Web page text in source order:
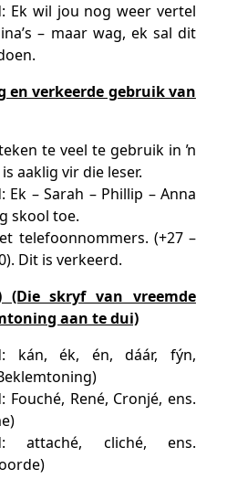
Ek wil jou nog weer vertel
– maar wag, ek sal dit
en verkeerde gebruik van
te veel te gebruik in ŉ
aaklig vir die leser.
Ek – Sarah – Phillip – Anna
skool toe.
telefoonnommers. (+27 –
Dit is verkeerd.
(Die skryf van vreemde
aan te dui)
kán, ék, én, dáár, fýn,
Fouché, René, Cronjé, ens.
attaché, cliché, ens.